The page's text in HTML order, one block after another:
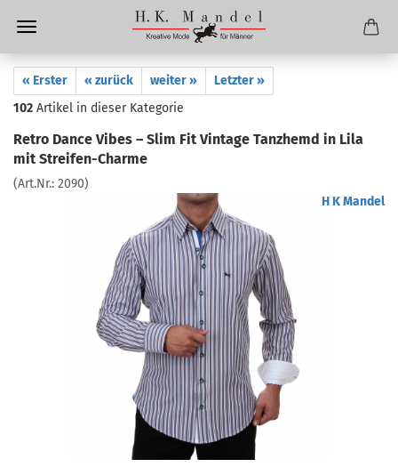
« Erster « zurück weiter »
Letzter »
102 Artikel in dieser Kategorie
Retro Dance Vibes – Slim Fit Vintage Tanzhemd in Lila
mit Streifen-Charme
(Art.Nr.: 2090)
H K Mandel